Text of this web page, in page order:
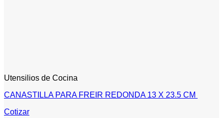
Utensilios de Cocina
CANASTILLA PARA FREIR REDONDA 13 X 23.5 CM
Cotizar